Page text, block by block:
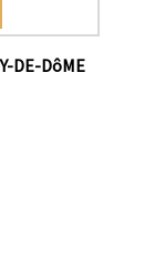
DE-DôME